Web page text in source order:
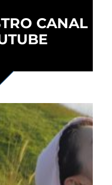
CANAL